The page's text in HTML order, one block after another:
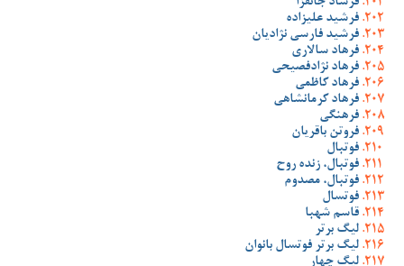
فرشاد جانفزا
فرشید علیزاده
فرشید فارسی نژادیان
فرهاد سالاری
فرهاد نژادفصیحی
فرهاد کاظمی
فرهاد کرمانشاهی
فرهنگی
فروتن باقریان
فوتبال
فوتبال، زنده روح
فوتبال، مصدوم
فوتسال
قاسم شهبا
لیگ برتر
لیگ برتر فوتسال بانوان
لیگ چهار